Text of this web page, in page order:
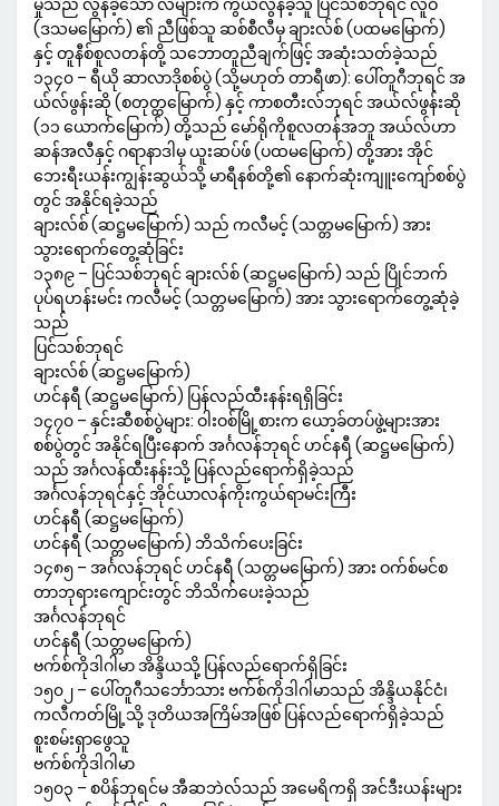
မှုသည် လွန်ခဲ့သော လများက ကွယ်လွန်ခဲ့သူ ပြင်သစ်ဘုရင် လူဝီ
(ဒသမမြောက်) ၏ ညီဖြစ်သူ ဆစ်စီလီမှ ချားလ်စ် (ပထမမြောက်)
နှင့် တူနီစ်စူလတန်တို့ သဘောတူညီချက်ဖြင့် အဆုံးသတ်ခဲ့သည်
၁၃၄၀ – ရီယို ဆာလာဒိုစစ်ပွဲ (သို့မဟုတ် တာရီဖာ): ပေါ်တူဂီဘုရင် အ
ယ်လ်ဖွန်းဆို (စတုတ္ထမြောက်) နှင့် ကာစတီးလ်ဘုရင် အယ်လ်ဖွန်းဆို
(၁၁ ယောက်မြောက်) တို့သည် မော်ရိုကိုစူလတန်အဘူ အယ်လ်ဟာ
ဆန်အလီနှင့် ဂရာနာဒါမှ ယူးဆပ်ဖ် (ပထမမြောက်) တို့အား အိုင်
ဘေးရီးယန်းကျွန်းဆွယ်သို့ မာရီနစ်တို့၏ နောက်ဆုံးကျူးကျော်စစ်ပွဲ
တွင် အနိုင်ရခဲ့သည်
ချားလ်စ် (ဆဋ္ဌမမြောက်) သည် ကလီမင့် (သတ္တမမြောက်) အား
သွားရောက်တွေ့ဆုံခြင်း
၁၃၈၉ – ပြင်သစ်ဘုရင် ချားလ်စ် (ဆဋ္ဌမမြောက်) သည် ပြိုင်ဘက်
ပုပ်ရဟန်းမင်း ကလီမင့် (သတ္တမမြောက်) အား သွားရောက်တွေ့ဆုံခဲ့
သည်
ပြင်သစ်ဘုရင်
ချားလ်စ် (ဆဋ္ဌမမြောက်)
ဟင်နရီ (ဆဋ္ဌမမြောက်) ပြန်လည်ထီးနန်းရရှိခြင်း
၁၄၇၀ – နှင်းဆီစစ်ပွဲများ: ဝါးဝစ်မြို့စားက ယော့ခ်တပ်ဖွဲ့များအား
စစ်ပွဲတွင် အနိုင်ရပြီးနောက် အင်္ဂလန်ဘုရင် ဟင်နရီ (ဆဋ္ဌမမြောက်)
သည် အင်္ဂလန်ထီးနန်းသို့ ပြန်လည်ရောက်ရှိခဲ့သည်
အင်္ဂလန်ဘုရင်နှင့် အိုင်ယာလန်ကိုးကွယ်ရာမင်းကြီး
ဟင်နရီ (ဆဋ္ဌမမြောက်)
ဟင်နရီ (သတ္တမမြောက်) ဘိသိက်ပေးခြင်း
၁၄၈၅ – အင်္ဂလန်ဘုရင် ဟင်နရီ (သတ္တမမြောက်) အား ဝက်စ်မင်စ
တာဘုရားကျောင်းတွင် ဘိသိက်ပေးခဲ့သည်
အင်္ဂလန်ဘုရင်
ဟင်နရီ (သတ္တမမြောက်)
ဗက်စ်ကိုဒါဂါမာ အိန္ဒိယသို့ ပြန်လည်ရောက်ရှိခြင်း
၁၅၀၂ – ပေါ်တူဂီသင်္ဘောသား ဗက်စ်ကိုဒါဂါမာသည် အိန္ဒိယနိုင်ငံ၊
ကလီကတ်မြို့သို့ ဒုတိယအကြိမ်အဖြစ် ပြန်လည်ရောက်ရှိခဲ့သည်
စူးစမ်းရှာဖွေသူ
ဗက်စ်ကိုဒါဂါမာ
၁၅၀၃ – စပိန်ဘုရင်မ အီဆဘဲလ်သည် အမေရိကရှိ အင်ဒီးယန်းများ